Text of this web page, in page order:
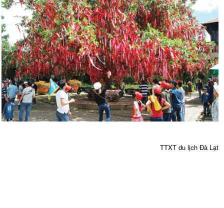
TTXT du lịch Đà Lạt